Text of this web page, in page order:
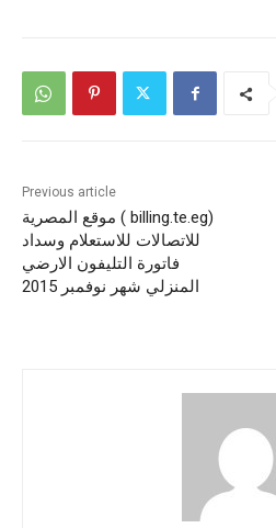
Previous article
(billing.te.eg ) موقع المصرية
للاتصالات للاستعلام وسداد
فاتورة التليفون الارضي
المنزلي شهر نوفمبر 2015